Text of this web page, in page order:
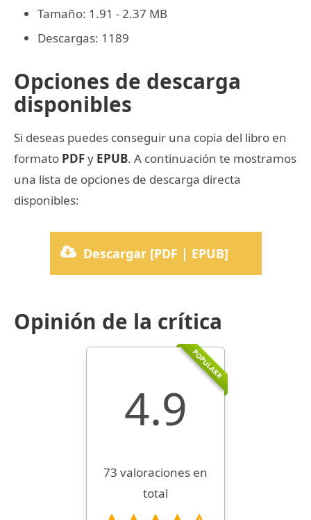
Tamaño: 1.91 - 2.37 MB
Descargas: 1189
Opciones de descarga
disponibles
Si deseas puedes conseguir una copia del libro en
formato PDFy EPUB. A continuación te mostramos
una lista de opciones de descarga directa
disponibles:
Descargar [PDF | EPUB]
Opinión de la crítica
POPULARR
4.9
73 valoraciones en
total